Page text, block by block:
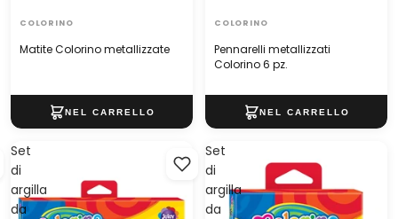
Matite Colorino metallizzate
COLORINO
Pennarelli metallizzati
Colorino 6 pz.
COLORINO
Set
di
argilla
da
Set
di
argilla
da